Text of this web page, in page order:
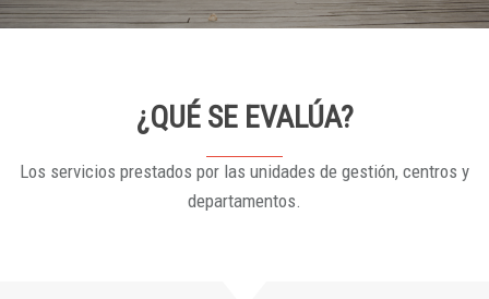
¿QUÉ SE EVALÚA?
Los servicios prestados por las unidades de gestión, centros y
departamentos.